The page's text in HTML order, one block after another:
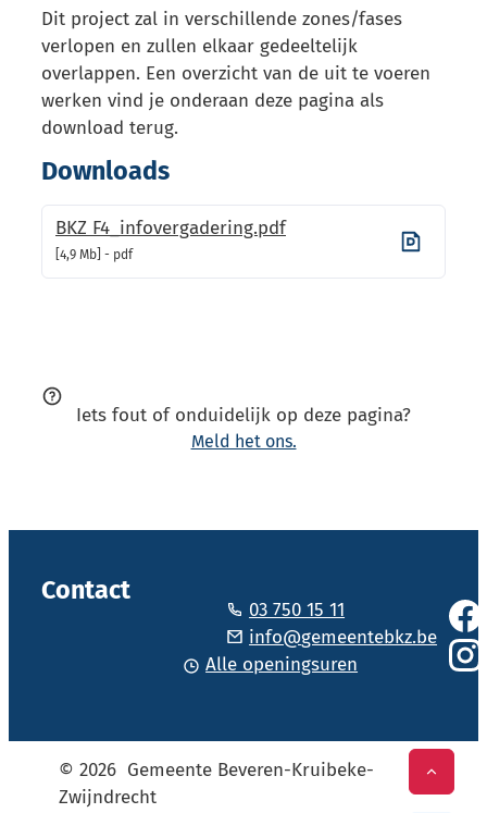
Dit project zal in verschillende zones/fases
verlopen en zullen elkaar gedeeltelijk
overlappen. Een overzicht van de uit te voeren
werken vind je onderaan deze pagina als
download terug.
Downloads
BKZ F4_infovergadering.pdf
4,9 Mb pdf
Iets fout of onduidelijk op deze pagina?
Meld het ons.
Contact
03 750 15 11
E-mail
info@gemeentebkz.be
Alle openingsuren
© 2026 Gemeente Beveren-Kruibeke-
Zwijndrecht